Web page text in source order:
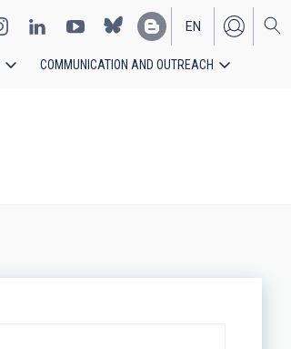
EN
ES
COMMUNICATION AND OUTREACH